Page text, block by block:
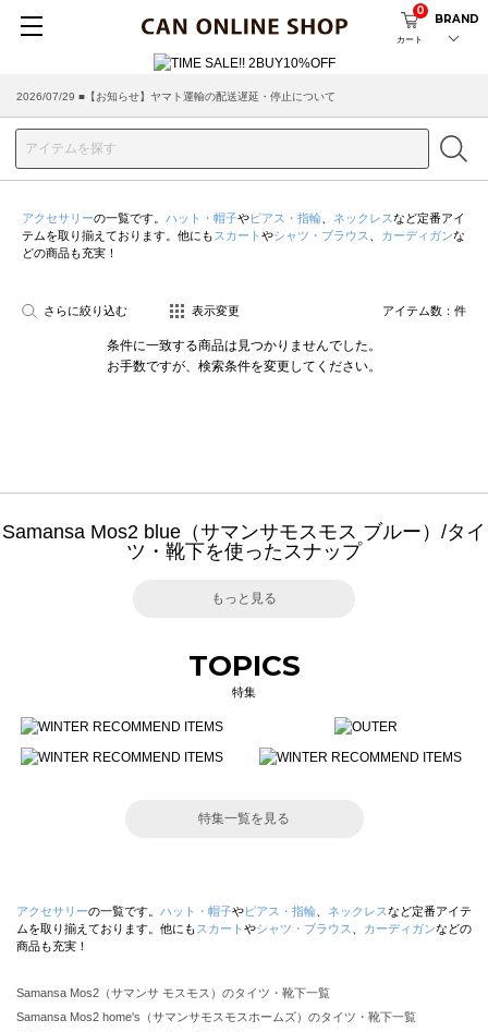
カート
0
BRAND
2026/07/29 ■【お知らせ】ヤマト運輸の配送遅延・停止について
アクセサリーの一覧です。 ハット・帽子やピアス・指輪 ネックレスなど定番アイ
テムを取り揃えております。他にも スカート やシャツ・ブラウス カーディガンな
どの商品も充実！
さらに絞り込む 表示変更 アイテム数： 件
条件に一致する商品は見つかりませんでした。
お手数ですが、検索条件を変更してください。
Samansa Mos2 blue（サマンサモスモス ブルー）/タイ
ツ・靴下を使ったスナップ
もっと見る
TOPICS
特集
特集一覧を見る
アクセサリーの一覧です。 ハット・帽子やピアス・指輪 ネックレスなど定番アイテ
ムを取り揃えております。他にも スカート やシャツ・ブラウス カーディガンなどの
商品も充実！
Samansa Mos2（サマンサ モスモス）のタイツ・靴下一覧
Samansa Mos2 home's（サマンサモスモスホームズ）のタイツ・靴下一覧